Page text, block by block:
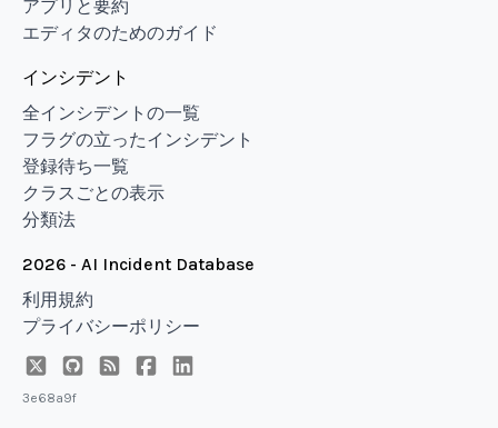
アプリと要約
エディタのためのガイド
インシデント
全インシデントの一覧
フラグの立ったインシデント
登録待ち一覧
クラスごとの表示
分類法
2026 - AI Incident Database
利用規約
プライバシーポリシー
3e68a9f